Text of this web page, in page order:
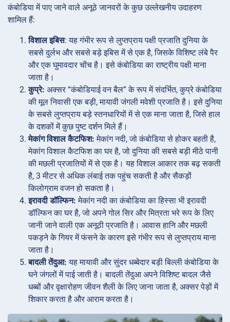
कंबोडिया में पाए जाने वाले अनूठे जानवरों के कुछ उल्लेखनीय उदाहरण
शामिल हैं:
विशाल इबिस: यह गंभीर रूप से लुप्तप्राय पक्षी प्रजाति दुनिया के
सबसे दुर्लभ और सबसे बड़े इबिस में से एक है, जिसके विशिष्ट लंबे पैर
और एक घुमावदार चोंच है। इसे कंबोडिया का राष्ट्रीय पक्षी माना
जाता है।
कुप्रे: अक्सर “कंबोडियाई वन बैल” के रूप में संदर्भित, कुप्रे कंबोडिया
की मूल निवासी एक बड़ी, मायावी जंगली मवेशी प्रजाति है। इसे दुनिया
के सबसे लुप्तप्राय बड़े स्तनधारियों में से एक माना जाता है, जिसे हाल
के दशकों में कुछ पुष्ट दर्शन मिले हैं।
मेकांग विशाल कैटफिश: मेकांग नदी, जो कंबोडिया से होकर बहती है,
मेकांग विशाल कैटफिश का घर है, जो दुनिया की सबसे बड़ी मीठे पानी
की मछली प्रजातियों में से एक है। यह विशाल आकार तक बढ़ सकती
है, 3 मीटर से अधिक लंबाई तक पहुंच सकती है और सैकड़ों
किलोग्राम वजन हो सकता है।
इरावदी डॉल्फिन: मेकांग नदी का कंबोडिया का हिस्सा भी इरावदी
डॉल्फिन का घर है, जो अपने गोल सिर और मित्रता भरे रूप के लिए
जानी जाने वाली एक अनूठी प्रजाति है। आवास हानि और मछली
पकड़ने के गियर में फंसने के कारण इसे गंभीर रूप से लुप्तप्राय माना
जाता है।
बादली तेंदुआ: यह मायावी और सुंदर धब्बेदार बड़ी बिल्ली कंबोडिया के
घने जंगलों में पाई जाती है। बादली तेंदुआ अपने विशिष्ट बादल जैसे
धब्बों और वृक्षारोहण जीवन शैली के लिए जाना जाता है, अक्सर पेड़ों में
शिकार करता है और आराम करता है।